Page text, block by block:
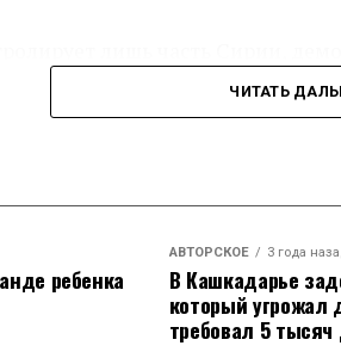
стабильности для
с настороженностью
процессе,
в возвращении сирийских
Асада.
ЧИТАТЬ
ребенка
АВТОРСКОЕ 3 года
В Кашкадарье
который угрожал
требовал 5